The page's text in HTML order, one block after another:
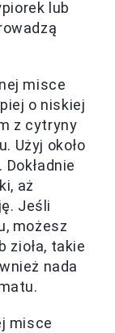
lub
misce
o niskiej
z cytryny
Użyj około
aż
Jeśli
możesz
zioła, takie
nada
misce